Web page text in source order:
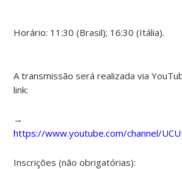
Horário: 11:30 (Brasil); 16:30 (Itália).
A transmissão será realizada via
link:
→
https://www.youtube.com/channel/
Inscrições (não obrigatórias):